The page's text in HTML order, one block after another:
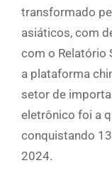
transformado
asiáticos, com
com o Relatório
a plataforma
setor de
eletrônico foi a
conquistando
2024.